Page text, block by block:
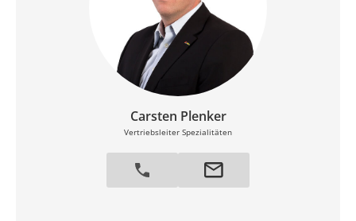
Carsten Plenker
Vertriebsleiter Spezialitäten